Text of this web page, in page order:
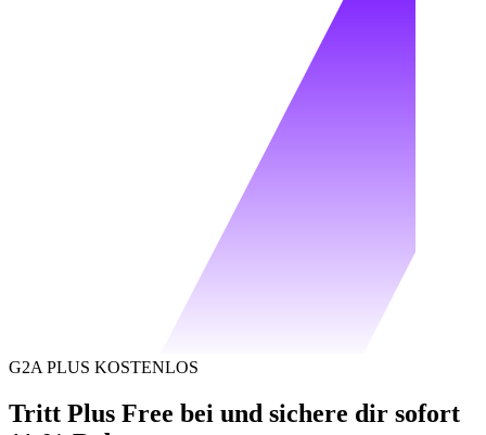
G2A PLUS KOSTENLOS
Tritt Plus Free bei und sichere dir sofort